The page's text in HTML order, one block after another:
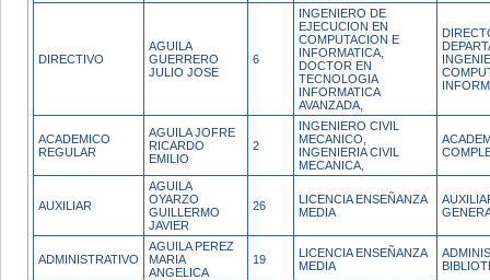
DIRECTIVO
AGUILA
GUERRERO
JULIO JOSE
6
INGENIERO DE
EJECUCION EN
COMPUTACION E
INFORMATICA,
DOCTOR EN
TECNOLOGIA
INFORMATICA
AVANZADA,
ACADEMICO
REGULAR
AGUILA JOFRE
RICARDO
EMILIO
2
INGENIERO CIVIL
MECANICO,
INGENIERIA CIVIL
MECANICA,
AUXILIAR
AGUILA
OYARZO
GUILLERMO
JAVIER
26
LICENCIA ENSEÑANZA
MEDIA
ADMINISTRATIVO
AGUILA PEREZ
MARIA
ANGELICA
19
LICENCIA ENSEÑANZA
MEDIA